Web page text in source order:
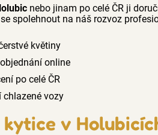
nebo jinam po celé ČR ji
spolehnout na náš rozvoz
květiny
online
po celé ČR
chlazené vozy
v